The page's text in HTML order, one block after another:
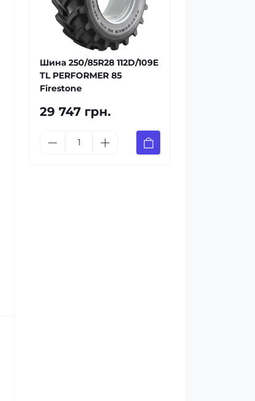
Шина 250/85R28 112D/109E
TL PERFORMER 85
Firestone
29 747 грн.